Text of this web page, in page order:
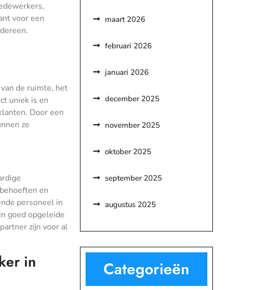
voor een
de ruimte, het
uniek is en
Door een
ze
en
personeel in
goed opgeleide
zijn voor al
in
maart 2026
februari 2026
januari 2026
december 2025
november 2025
oktober 2025
september 2025
augustus 2025
Categorieën